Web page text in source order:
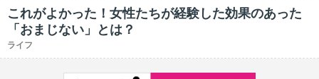
これがよかった！女性たちが経験した効果のあった
「おまじない」とは？
ライフ